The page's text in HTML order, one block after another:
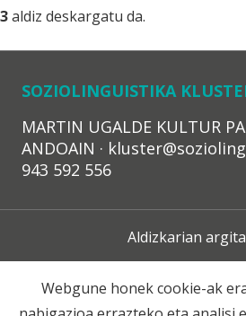
3aldiz deskargatu da.
SOZIOLINGUISTIKA
MARTIN UGALDE KULTUR
ANDOAIN ·
943 592 556
Aldizkarian
Lege Oharra
Webgune honek cookie-ak